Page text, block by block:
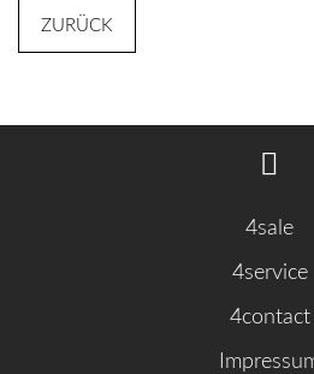
ZURÜCK
4sale
4service
4contact